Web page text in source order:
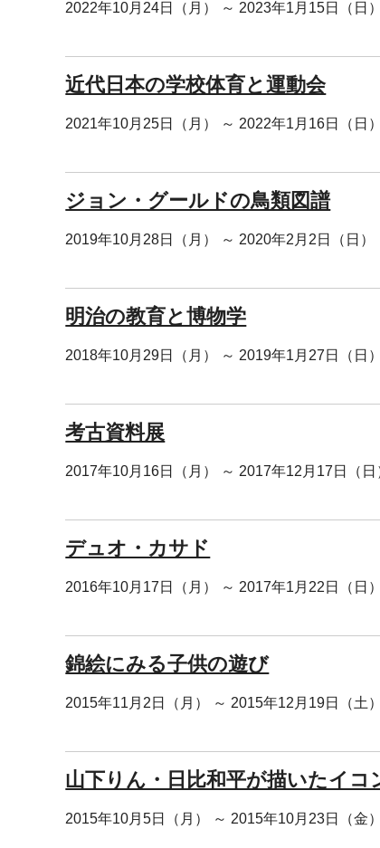
2022年10月24日（月） ～ 2023年1月15日（日）
近代日本の学校体育と運動会
2021年10月25日（月） ～ 2022年1月16日（日）
ジョン・グールドの鳥類図譜
2019年10月28日（月） ～ 2020年2月2日（日）
明治の教育と博物学
2018年10月29日（月） ～ 2019年1月27日（日）
考古資料展
2017年10月16日（月） ～ 2017年12月17日（日
デュオ・カサド
2016年10月17日（月） ～ 2017年1月22日（日）
錦絵にみる子供の遊び
2015年11月2日（月） ～ 2015年12月19日（土）
山下りん・日比和平が描いたイコ
2015年10月5日（月） ～ 2015年10月23日（金）